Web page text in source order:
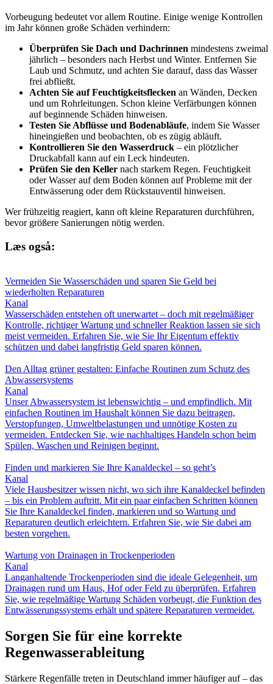
Vorbeugung bedeutet vor allem Routine. Einige wenige Kontrollen
im Jahr können große Schäden verhindern:
Überprüfen Sie Dach und Dachrinnen mindestens zweimal
jährlich – besonders nach Herbst und Winter. Entfernen Sie
Laub und Schmutz, und achten Sie darauf, dass das Wasser
frei abfließt.
Achten Sie auf Feuchtigkeitsflecken an Wänden, Decken
und um Rohrleitungen. Schon kleine Verfärbungen können
auf beginnende Schäden hinweisen.
Testen Sie Abflüsse und Bodenabläufe, indem Sie Wasser
hineingießen und beobachten, ob es zügig abläuft.
Kontrollieren Sie den Wasserdruck – ein plötzlicher
Druckabfall kann auf ein Leck hindeuten.
Prüfen Sie den Keller nach starkem Regen. Feuchtigkeit
oder Wasser auf dem Boden können auf Probleme mit der
Entwässerung oder dem Rückstauventil hinweisen.
Wer frühzeitig reagiert, kann oft kleine Reparaturen durchführen,
bevor größere Sanierungen nötig werden.
Læs også:
Vermeiden Sie Wasserschäden und sparen Sie Geld bei
wiederholten Reparaturen
Kanal
Wasserschäden entstehen oft unerwartet – doch mit regelmäßiger
Kontrolle, richtiger Wartung und schneller Reaktion lassen sie sich
meist vermeiden. Erfahren Sie, wie Sie Ihr Eigentum effektiv
schützen und dabei langfristig Geld sparen können.
Den Alltag grüner gestalten: Einfache Routinen zum Schutz des
Abwassersystems
Kanal
Unser Abwassersystem ist lebenswichtig – und empfindlich. Mit
einfachen Routinen im Haushalt können Sie dazu beitragen,
Verstopfungen, Umweltbelastungen und unnötige Kosten zu
vermeiden. Entdecken Sie, wie nachhaltiges Handeln schon beim
Spülen, Waschen und Reinigen beginnt.
Finden und markieren Sie Ihre Kanaldeckel – so geht’s
Kanal
Viele Hausbesitzer wissen nicht, wo sich ihre Kanaldeckel befinden
– bis ein Problem auftritt. Mit ein paar einfachen Schritten können
Sie Ihre Kanaldeckel finden, markieren und so Wartung und
Reparaturen deutlich erleichtern. Erfahren Sie, wie Sie dabei am
besten vorgehen.
Wartung von Drainagen in Trockenperioden
Kanal
Langanhaltende Trockenperioden sind die ideale Gelegenheit, um
Drainagen rund um Haus, Hof oder Feld zu überprüfen. Erfahren
Sie, wie regelmäßige Wartung Schäden vorbeugt, die Funktion des
Entwässerungssystems erhält und spätere Reparaturen vermeidet.
Sorgen Sie für eine korrekte
Regenwasserableitung
Stärkere Regenfälle treten in Deutschland immer häufiger auf – das